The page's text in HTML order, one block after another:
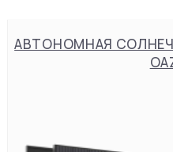
АВТОНОМНАЯ